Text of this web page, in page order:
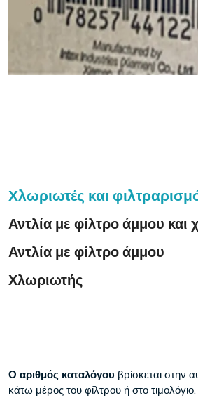
Χλωριωτές και
Αντλία με φίλτρο άμμου και
Αντλία με φίλτρο άμμου
Χλωριωτής
Ο αριθμός καταλόγου βρίσκεται στην
κάτω μέρος του φίλτρου ή στο τιμολόγιο.